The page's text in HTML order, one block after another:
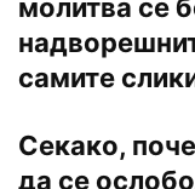
молитва се
самите
Секако,
да се